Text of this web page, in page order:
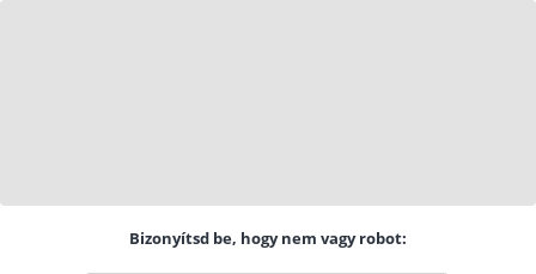
Bizonyítsd be, hogy nem vagy robot: